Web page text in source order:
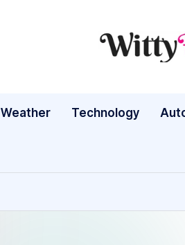
Weather Technology